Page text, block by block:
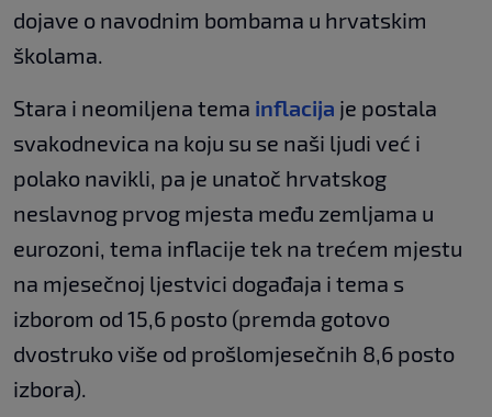
dojave o navodnim bombama u hrvatskim
školama.
Stara i neomiljena tema inflacija je postala
svakodnevica na koju su se naši ljudi već i
polako navikli, pa je unatoč hrvatskog
neslavnog prvog mjesta među zemljama u
eurozoni, tema inflacije tek na trećem mjestu
na mjesečnoj ljestvici događaja i tema s
izborom od 15,6 posto (premda gotovo
dvostruko više od prošlomjesečnih 8,6 posto
izbora).